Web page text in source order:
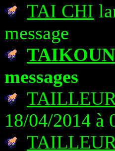
TAI CHI
message
TAIKOUN
messages
18/04/2014 à